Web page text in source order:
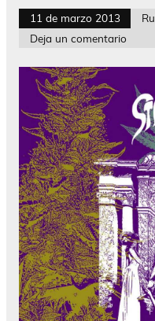
11 de marzo 2013
Deja un comentario